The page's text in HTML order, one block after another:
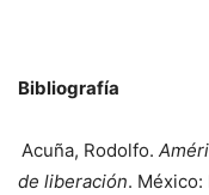
Bibliografía
Acuña, Rodolfo.
de liberación. México: